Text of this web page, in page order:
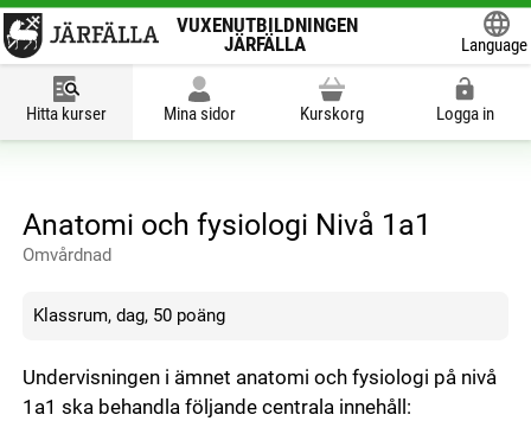
VUXENUTBILDNINGEN
JÄRFÄLLA
Language
Hitta kurser Mina sidor Kurskorg Logga in
Anatomi och fysiologi Nivå 1a1
Omvårdnad
Klassrum, dag, 50 poäng
Undervisningen i ämnet anatomi och fysiologi på nivå
1a1 ska behandla följande centrala innehåll: